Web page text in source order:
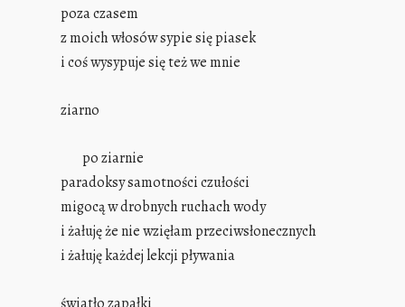
poza czasem
z moich włosów sypie się piasek
i coś wysypuje się też we mnie
ziarno
po ziarnie
paradoksy samotności czułości
migocą w drobnych ruchach wody
i żałuję że nie wzięłam przeciwsłonecznych
i żałuję każdej lekcji pływania